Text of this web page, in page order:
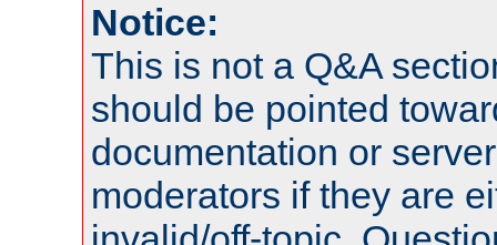
Notice:
This is not a Q&A
should be pointed
documentation or
moderators if they are